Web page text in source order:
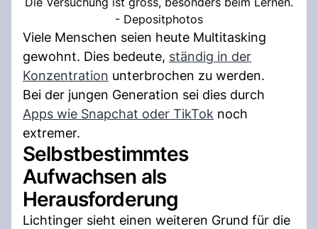
- Depositphotos
Viele Menschen seien heute Multitasking
gewohnt. Dies bedeute, ständig in der
Konzentration unterbrochen zu werden.
Bei der jungen Generation sei dies durch
Apps wie Snapchat oder TikTok noch
extremer.
Selbstbestimmtes
Aufwachsen als
Herausforderung
Lichtinger sieht einen weiteren Grund für die